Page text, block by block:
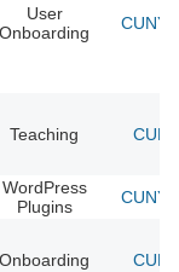
User
Onboarding
CUNY
Teaching
WordPress
Plugins
CUNY
Onboarding